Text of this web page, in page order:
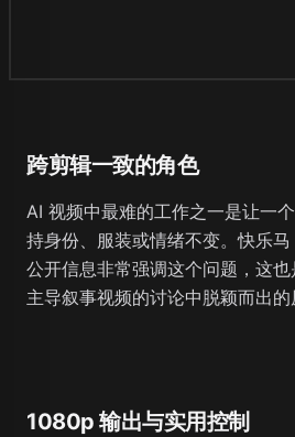
跨剪辑一致的角色
AI 视频中最难的工作之一是让一
持身份、服装或情绪不变。快乐
公开信息非常强调这个问题，这
主导叙事视频的讨论中脱颖而出的
1080p 输出与实用控制